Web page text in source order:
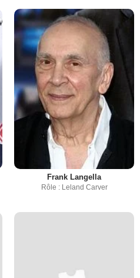
Frank Langella
Rôle : Leland Carver